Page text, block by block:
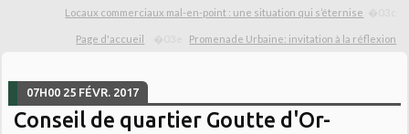
Locaux commerciaux mal-en-point : une situation qui s’éternise
Page d'accueil Promenade Urbaine: invitation à la réflexion
07H00 25 FÉVR. 2017
Conseil de quartier Goutte d'Or-